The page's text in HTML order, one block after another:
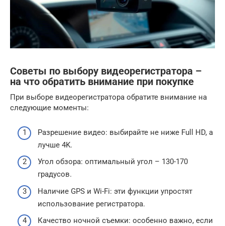
Советы по выбору видеорегистратора –
на что обратить внимание при покупке
При выборе видеорегистратора обратите внимание на
следующие моменты:
Разрешение видео: выбирайте не ниже Full HD, а
лучше 4K.
Угол обзора: оптимальный угол – 130-170
градусов.
Наличие GPS и Wi-Fi: эти функции упростят
использование регистратора.
Качество ночной съемки: особенно важно, если